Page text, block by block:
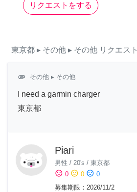
リクエストをする
東京都 ▸ その他 ▸ その他 リクエスト
attachment その他 ▸ その他
I need a garmin charger
東京都
Piari
男性 / 20's / 東京都
sentiment_satisfied 0 sentiment_neutral 0 sentiment_dissatisfied 0
募集期限 ： 2026/11/2